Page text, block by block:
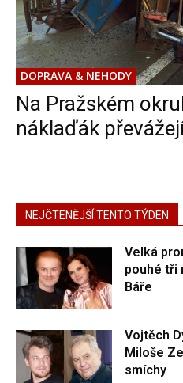
DOPRAVA & NEHODY
Na Pražském
náklaďák
NEJČTENĚJŠÍ TENTO TÝDEN
Velká
pouhé tři
Báře
Vojtěch
Miloše
smíchy